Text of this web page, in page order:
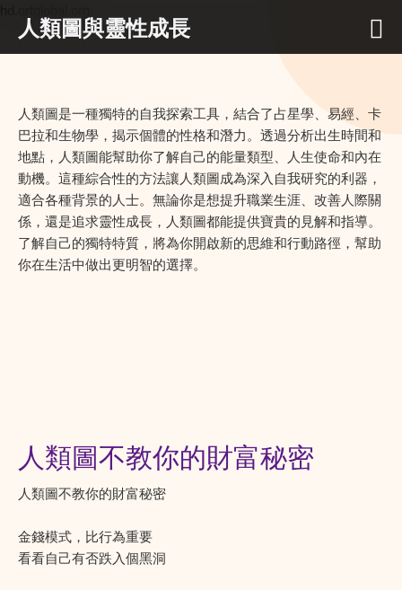
人類圖與靈性成長
人類圖是一種獨特的自我探索工具，結合了占星學、易經、卡
巴拉和生物學，揭示個體的性格和潛力。透過分析出生時間和
地點，人類圖能幫助你了解自己的能量類型、人生使命和內在
動機。這種綜合性的方法讓人類圖成為深入自我研究的利器，
適合各種背景的人士。無論你是想提升職業生涯、改善人際關
係，還是追求靈性成長，人類圖都能提供寶貴的見解和指導。
了解自己的獨特特質，將為你開啟新的思維和行動路徑，幫助
你在生活中做出更明智的選擇。
人類圖不教你的財富秘密
人類圖不教你的財富秘密
金錢模式，比行為重要
看看自己有否跌入個黑洞